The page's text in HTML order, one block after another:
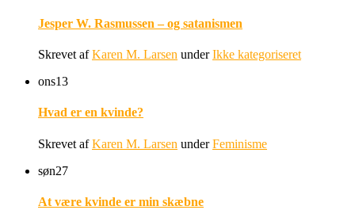
Jesper W. Rasmussen – og satanismen
Skrevet afKaren M. Larsen underIkke kategoriseret
ons13
Hvad er en kvinde?
Skrevet afKaren M. Larsen underFeminisme
søn27
At være kvinde er min skæbne